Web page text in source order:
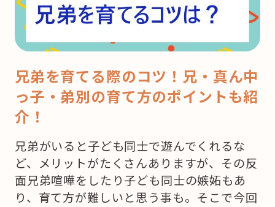
兄弟を育てる際のコツ！兄・真ん中
っ子・弟別の育て方のポイントも紹
介！
兄弟がいると子ども同士で遊んでくれるな
ど、メリットがたくさんありますが、その反
面兄弟喧嘩をしたり子ども同士の嫉妬もあ
り、育て方が難しいと思う事も。そこで今回